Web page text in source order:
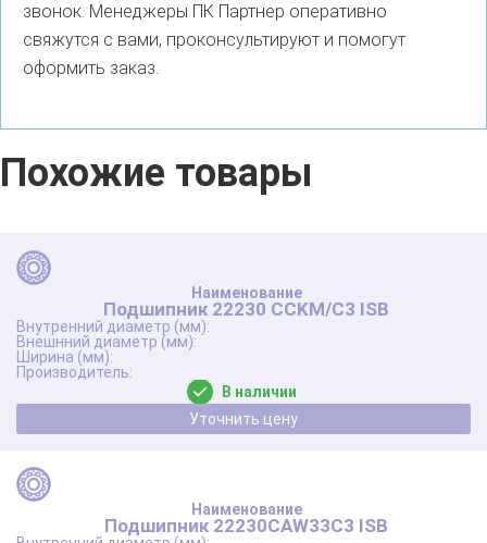
звонок. Менеджеры ПК Партнер оперативно
свяжутся с вами, проконсультируют и помогут
оформить заказ.
Похожие товары
Подшипник 22230 CCKM/C3 ISB
В наличии
Уточнить цену
Подшипник 22230CAW33C3 ISB